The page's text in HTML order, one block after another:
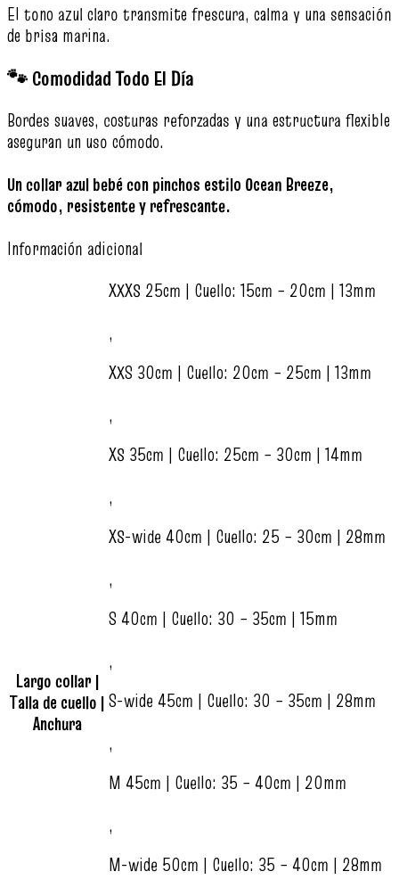
El tono azul claro transmite frescura, calma y una sensación
de brisa marina.
🐾 Comodidad Todo El Día
Bordes suaves, costuras reforzadas y una estructura flexible
aseguran un uso cómodo.
Un collar azul bebé con pinchos estilo Ocean Breeze,
cómodo, resistente y refrescante.
Información adicional
Largo collar |
Talla de cuello |
Anchura
XXXS 25cm | Cuello: 15cm – 20cm | 13mm
,
XXS 30cm | Cuello: 20cm – 25cm | 13mm
,
XS 35cm | Cuello: 25cm – 30cm | 14mm
,
XS-wide 40cm | Cuello: 25 – 30cm | 28mm
,
S 40cm | Cuello: 30 – 35cm | 15mm
,
S-wide 45cm | Cuello: 30 – 35cm | 28mm
,
M 45cm | Cuello: 35 – 40cm | 20mm
,
M-wide 50cm | Cuello: 35 – 40cm | 28mm